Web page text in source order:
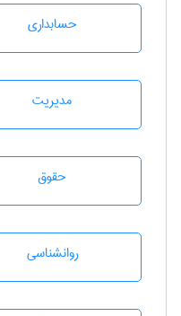
حسابداری
مديريت
حقوق
روانشناسی